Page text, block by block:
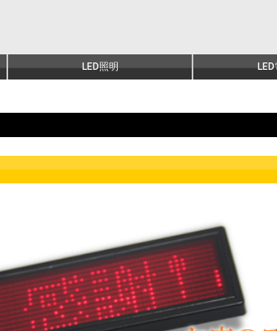
LED照明